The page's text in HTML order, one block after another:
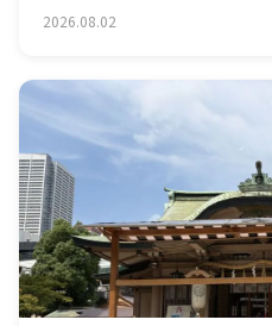
2026.08.02